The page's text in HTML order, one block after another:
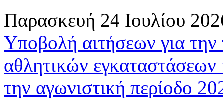
Παρασκευή 24 Ιουλίου
Υποβολή αιτήσεων για
αθλητικών
την αγωνιστική περίοδο